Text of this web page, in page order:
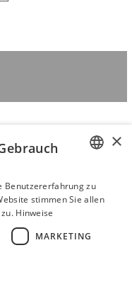
GERMAN
×
Benutzererfahrung zu
stimmen Sie allen
Hinweise
MARKETING